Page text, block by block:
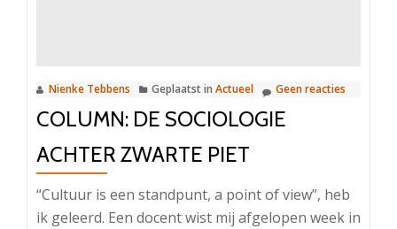
Nienke Tebbens Geplaatst in Actueel Geen reacties
COLUMN: DE SOCIOLOGIE
ACHTER ZWARTE PIET
“Cultuur is een standpunt, a point of view”, heb
ik geleerd. Een docent wist mij afgelopen week in